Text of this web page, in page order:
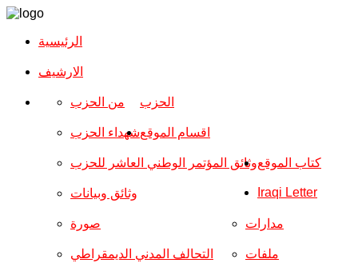
الرئيسية
الارشیف
الحزب من الحزب
شهداء الحزب
وثائق المؤتمر الوطني العاشر للحزب
وثائق وبيانات
اقسام الموقع
صورة
التحالف المدني الديمقراطي
مدارات
ملفات
كتاب الموقع
Iraqi Letter